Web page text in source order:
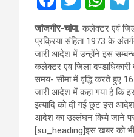
a
ce
b
o
o
k
wi
tt
er
h
at
s
A
p
p
जांजगीर-चांपा. कलेक्टर एवं
प्रक्रिया संहिता 1973 के
जारी आदेश में उन्होंने इस
कलेक्टर एव जिला
समय- सीमा में वृद्धि करते हुए
जारी आदेश में कहा गया है कि
इत्यादि को दी गई छुट इस
आदेश का उल्लंघन किये जाने पर
[su_heading]इस खबर को